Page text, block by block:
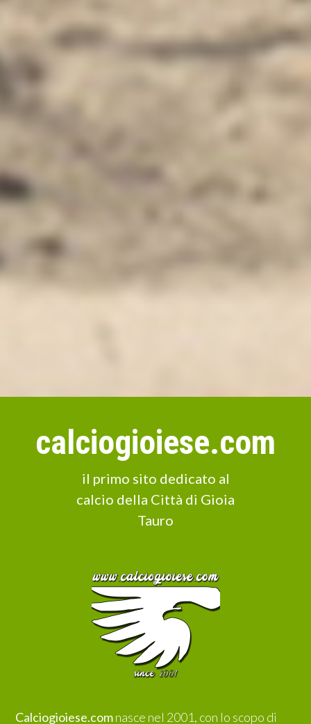
calciogioiese.com
il primo sito dedicato al
calcio della Città di Gioia
Tauro
Calciogioiese.comnasce nel 2001, con lo scopo di